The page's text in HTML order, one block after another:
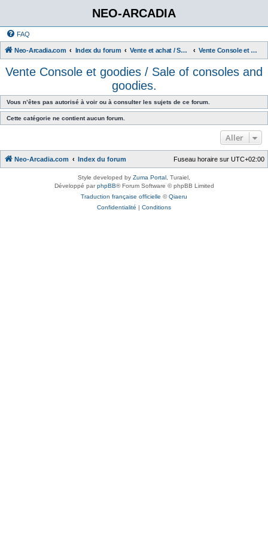
NEO-ARCADIA
FAQ
Neo-Arcadia.com Index du forum Vente et achat / Sales and Purchases Vente Console et goodies / Sale of consoles and goodies.
Vente Console et goodies / Sale of consoles and
goodies.
Vous n’êtes pas autorisé à voir ou à consulter les sujets de ce forum.
Cette catégorie ne contient aucun forum.
Aller
Neo-Arcadia.com Index du forum Fuseau horaire sur UTC+02:00
Style developed by Zuma Portal , Turaiel,
Développé parphpBB® Forum Software © phpBB Limited
Traduction française officielle ©Qiaeru
Confidentialité | Conditions